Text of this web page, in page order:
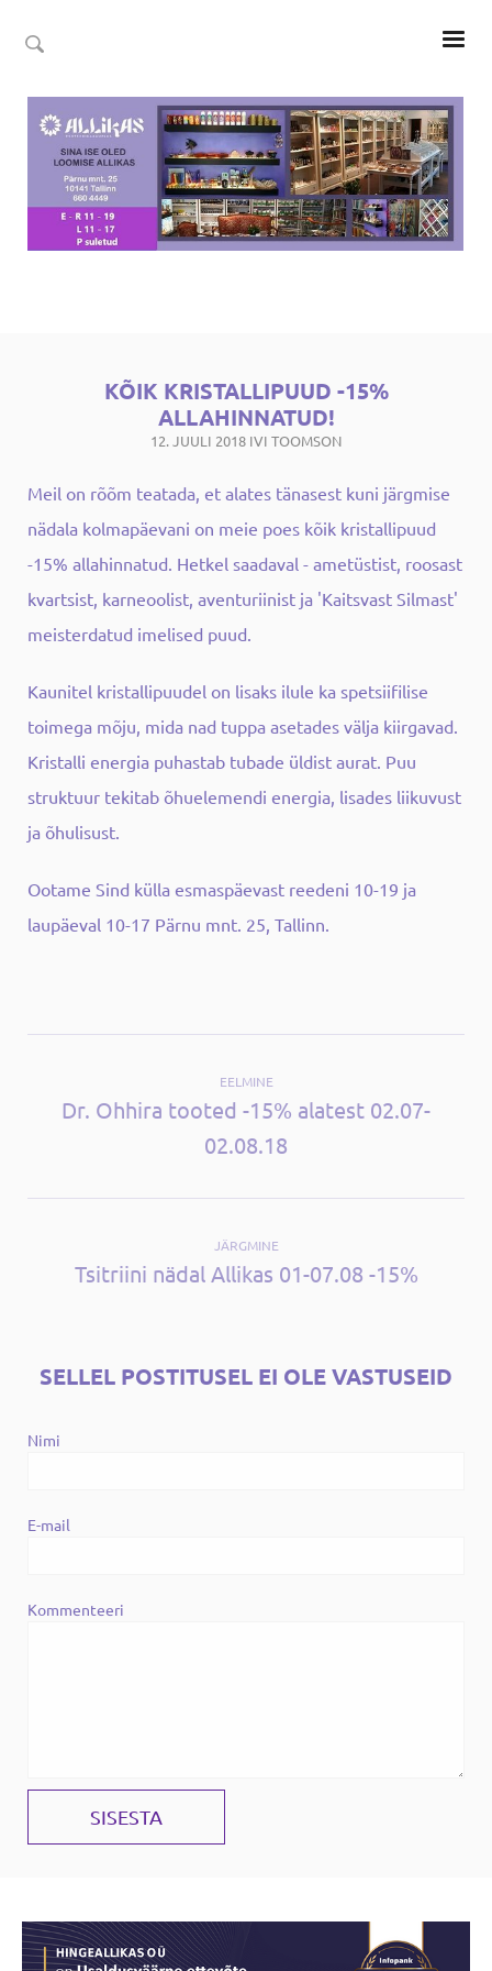
KÕIK KRISTALLIPUUD -15%
ALLAHINNATUD!
12. JUULI 2018 IVI TOOMSON
Meil on rõõm teatada, et alates tänasest kuni järgmise
nädala kolmapäevani on meie poes kõik kristallipuud
-15% allahinnatud. Hetkel saadaval - ametüstist, roosast
kvartsist, karneoolist, aventuriinist ja 'Kaitsvast Silmast'
meisterdatud imelised puud.
Kaunitel kristallipuudel on lisaks ilule ka spetsiifilise
toimega mõju, mida nad tuppa asetades välja kiirgavad.
Kristalli energia puhastab tubade üldist aurat. Puu
struktuur tekitab õhuelemendi energia, lisades liikuvust
ja õhulisust.
Ootame Sind külla esmaspäevast reedeni 10-19 ja
laupäeval 10-17 Pärnu mnt. 25, Tallinn.
EELMINE
Dr. Ohhira tooted -15% alatest 02.07-
02.08.18
JÄRGMINE
Tsitriini nädal Allikas 01-07.08 -15%
SELLEL POSTITUSEL EI OLE VASTUSEID
Nimi
E-mail
Kommenteeri